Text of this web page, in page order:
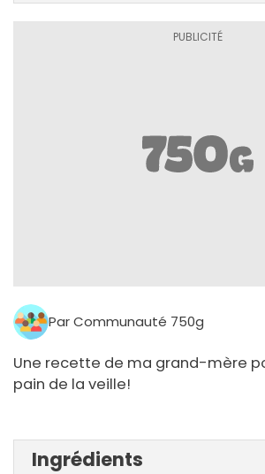
Par Communauté 750g
Une recette de ma grand-mère
pain de la veille!
Ingrédients